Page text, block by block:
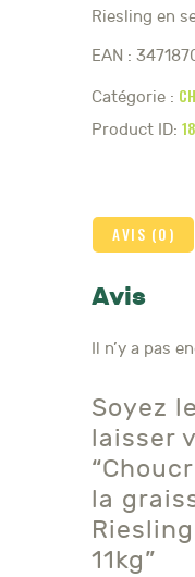
Riesling en
EAN :
Catégorie :
Product ID:
AVIS (0)
Avis
Il n’y a pas
Soyez
laisser
la
11kg”